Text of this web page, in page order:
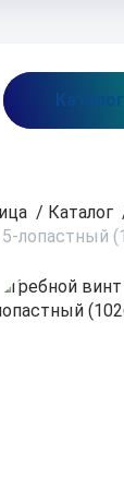
Каталог
/ Каталог
лопастный